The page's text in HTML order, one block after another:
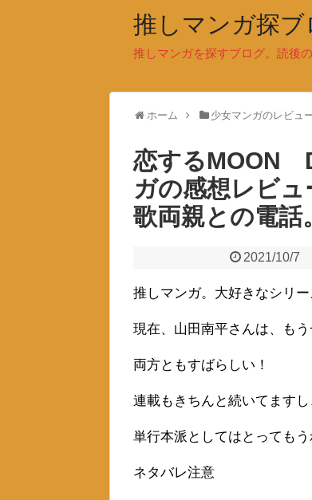
推しマンガ探ブ
推しマンガを探すブログ。読後
ホーム 少女マンガのレビュ
恋するMOON
ガの感想レビ
歌両親との電話
2021/10/7
推しマンガ。大好きなシリー
現在、山田南平さんは、も
両方ともすばらしい！
連載もきちんと続いてますし
単行本派としてはとってもう
ネタバレ注意